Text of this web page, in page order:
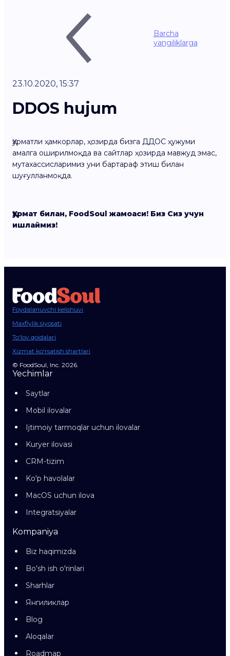
Barcha
yangiliklarga
23.10.2020, 15:37
DDOS hujum
Ҳурматли ҳамкорлар, ҳозирда бизга ДДОС ҳужуми
амалга оширилмоқда ва сайтлар ҳозирда мавжуд эмас,
мутахассисларимиз уни бартараф этиш билан
шуғулланмоқда.
Ҳурмат билан, FoodSoul жамоаси! Биз Сиз учун
ишлаймиз!
Foydalanuvchi kelishuvi
Maxfiylik siyosati
To'lov qoidalari
Xizmat ko‘rsatish shartlari
© FoodSoul, Inc. 2026.
Yechimlar
Saytlar
Mobil ilovalar
Ijtimoiy tarmoqlar uchun ilovalar
Kuryer ilovasi
CRM-tizim
Ko'p havolalar
MacOS uchun ilova
Integratsiyalar
Kompaniya
Biz haqimizda
Bo'sh ish o'rinlari
Sharhlar
Янгиликлар
Blog
Aloqalar
Roadmap